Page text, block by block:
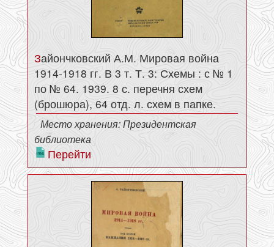
Зайончковский А.М. Мировая война
1914-1918 гг. В 3 т. Т. 3: Схемы : с № 1
по № 64. 1939. 8 с. перечня схем
(брошюра), 64 отд. л. схем в папке.
Место хранения: Президентская
библиотека
Перейти